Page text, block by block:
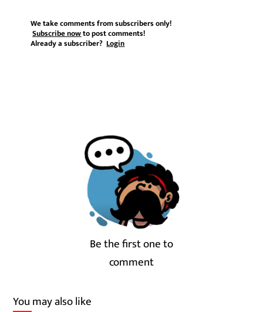
We take comments from subscribers only!
Subscribe nowto post comments!
Already a subscriber?Login
Be the first one to
comment
You may also like